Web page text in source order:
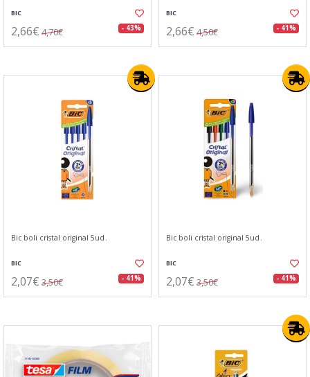
BIC
2,66€ 4,70€ - 43%
BIC
2,66€ 4,50€ - 41%
Bic boli cristal original 5ud.
BIC
2,07€ 3,50€ - 41%
Bic boli cristal original 5ud.
BIC
2,07€ 3,50€ - 41%